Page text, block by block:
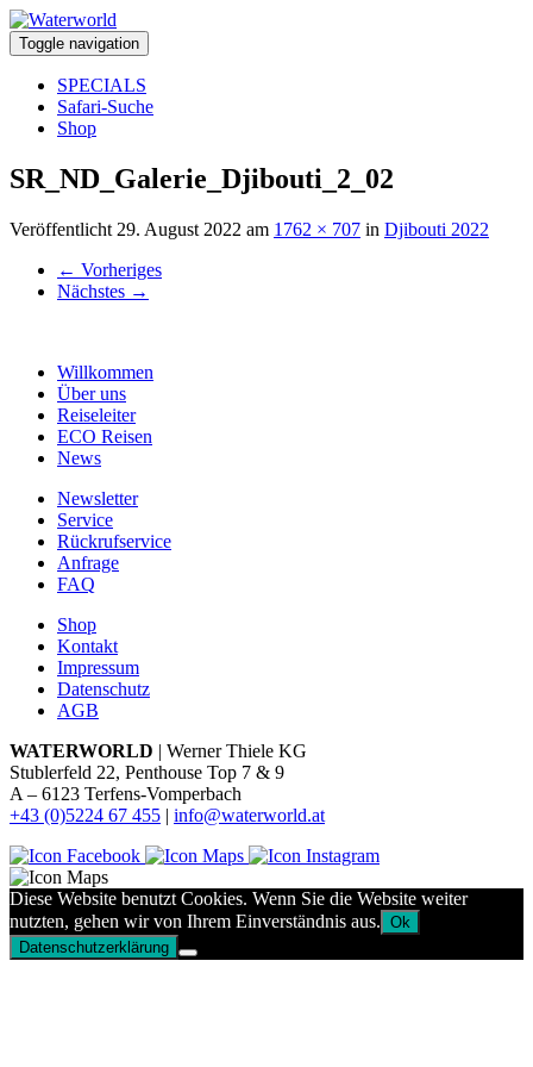
Toggle navigation
SPECIALS
Safari-Suche
Shop
SR_ND_Galerie_Djibouti_2_02
Veröffentlicht 29. August 2022 am 1762 × 707 in Djibouti 2022
← Vorheriges
Nächstes →
Willkommen
Über uns
Reiseleiter
ECO Reisen
News
Newsletter
Service
Rückrufservice
Anfrage
FAQ
Shop
Kontakt
Impressum
Datenschutz
AGB
WATERWORLD | Werner Thiele KG
Stublerfeld 22, Penthouse Top 7 & 9
A – 6123 Terfens-Vomperbach
+43 (0)5224 67 455 | info@waterworld.at
Diese Website benutzt Cookies. Wenn Sie die Website weiter
nutzten, gehen wir von Ihrem Einverständnis aus. Ok
Datenschutzerklärung